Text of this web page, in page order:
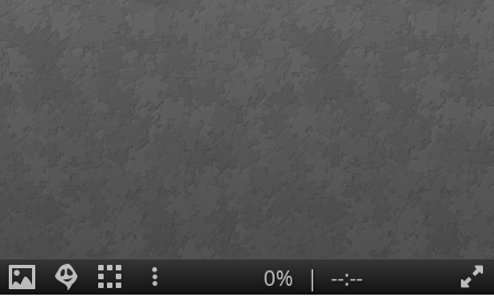
0% | --:--